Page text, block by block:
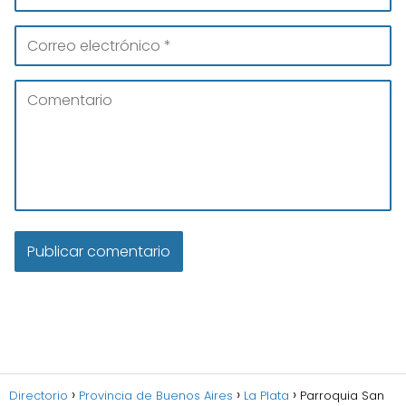
Directorio Provincia de Buenos Aires La Plata Parroquia San